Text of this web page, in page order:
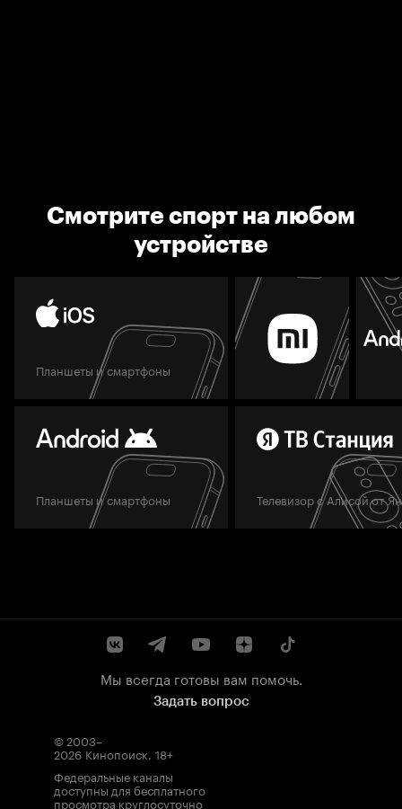
Смотрите спорт на любом
устройстве
Планшеты и смартфоны
Планшеты и смартфоны Телевизор с Алисой от
Мы всегда готовы вам помочь.
Задать вопрос
© 2003–
2026 Кинопоиск. 18+
Федеральные каналы
доступны для бесплатного
просмотра круглосуточно